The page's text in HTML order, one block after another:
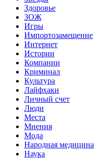
Здоровье
ЗОЖ
Игры
Импортозамещение
Интернет
Истории
Компании
Криминал
Культура
Лайфхаки
Личный счет
Люди
Места
Мнения
Мода
Народная медицина
Наука